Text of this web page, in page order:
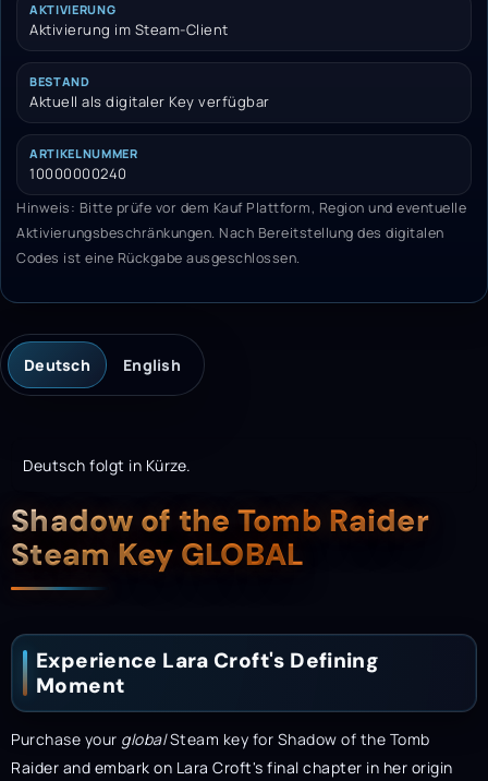
AKTIVIERUNG
Aktivierung im Steam-Client
BESTAND
Aktuell als digitaler Key verfügbar
ARTIKELNUMMER
10000000240
Hinweis: Bitte prüfe vor dem Kauf Plattform, Region und eventuelle
Aktivierungsbeschränkungen. Nach Bereitstellung des digitalen
Codes ist eine Rückgabe ausgeschlossen.
Deutsch English
Deutsch folgt in Kürze.
Description
Shadow of the Tomb Raider
Steam Key GLOBAL
Experience Lara Croft's Defining
Moment
Purchase your globalSteam key for Shadow of the Tomb
Raider and embark on Lara Croft's final chapter in her origin